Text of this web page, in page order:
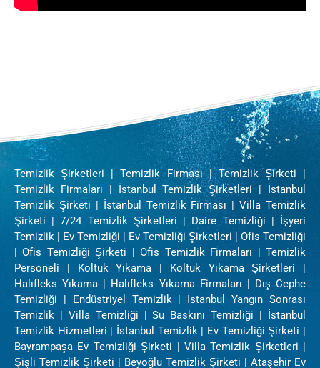
Temizlik Şirketleri | Temizlik Firması | Temizlik Şirketi |
Temizlik Firmaları | İstanbul Temizlik Şirketleri | İstanbul
Temizlik Şirketi | İstanbul Temizlik Firması | Villa Temizlik
Şirketi | 7/24 Temizlik Şirketleri | Daire Temizliği | İşyeri
Temizlik | Ev Temizliği | Ev Temizliği Şirketleri | Ofis Temizliği
| Ofis Temizliği Şirketi | Ofis Temizlik Firmaları | Temizlik
Personeli | Koltuk Yıkama | Koltuk Yıkama Şirketleri |
Halıfleks Yıkama | Halıfleks Yıkama Firmaları | Dış Cephe
Temizliği | Endüstriyel Temizlik | İstanbul Yangın Sonrası
Temizlik | Villa Temizliği | Su Baskını Temizliği | İstanbul
Temizlik Hizmetleri | İstanbul Temizlik | Ev Temizliği Şirketi |
Bayrampaşa Ev Temizliği Şirketi | Villa Temizlik Şirketleri |
Şişli Temizlik Şirketi | Beyoğlu Temizlik Şirketi | Ataşehir Ev